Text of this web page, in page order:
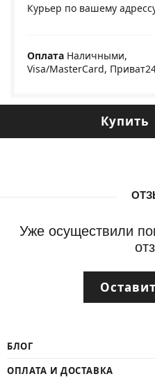
Курьер по вашему
Оплата Наличными,
Visa/MasterCard,
Купить
Уже осуществили
БЛОГ
ОПЛАТА И ДОСТАВКА